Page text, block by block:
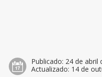
Publicado: 24 de abril
Actualizado: 14 de